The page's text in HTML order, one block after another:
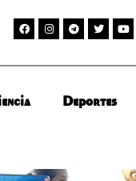
Deportes